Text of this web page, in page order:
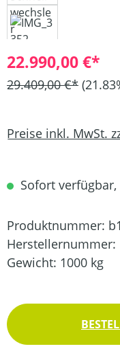
22.990,00 €*
29.409,00 €*
Preise inkl. MwSt.
Sofort
Produktnummer:
Herstellernummer:
Gewicht: 1000 kg